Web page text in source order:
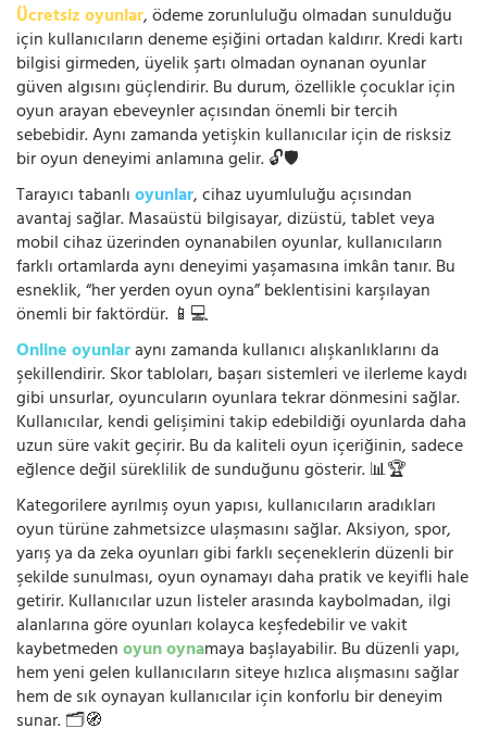
Ücretsiz oyunlar, ödeme zorunluluğu olmadan sunulduğu
için kullanıcıların deneme eşiğini ortadan kaldırır. Kredi kartı
bilgisi girmeden, üyelik şartı olmadan oynanan oyunlar
güven algısını güçlendirir. Bu durum, özellikle çocuklar için
oyun arayan ebeveynler açısından önemli bir tercih
sebebidir. Aynı zamanda yetişkin kullanıcılar için de risksiz
bir oyun deneyimi anlamına gelir. 🔓🛡️
Tarayıcı tabanlıoyunlar, cihaz uyumluluğu açısından
avantaj sağlar. Masaüstü bilgisayar, dizüstü, tablet veya
mobil cihaz üzerinden oynanabilen oyunlar, kullanıcıların
farklı ortamlarda aynı deneyimi yaşamasına imkân tanır. Bu
esneklik, “her yerden oyun oyna” beklentisini karşılayan
önemli bir faktördür. 📱💻
Online oyunlaraynı zamanda kullanıcı alışkanlıklarını da
şekillendirir. Skor tabloları, başarı sistemleri ve ilerleme kaydı
gibi unsurlar, oyuncuların oyunlara tekrar dönmesini sağlar.
Kullanıcılar, kendi gelişimini takip edebildiği oyunlarda daha
uzun süre vakit geçirir. Bu da kaliteli oyun içeriğinin, sadece
eğlence değil süreklilik de sunduğunu gösterir. 📊🏆
Kategorilere ayrılmış oyun yapısı, kullanıcıların aradıkları
oyun türüne zahmetsizce ulaşmasını sağlar. Aksiyon, spor,
yarış ya da zeka oyunları gibi farklı seçeneklerin düzenli bir
şekilde sunulması, oyun oynamayı daha pratik ve keyifli hale
getirir. Kullanıcılar uzun listeler arasında kaybolmadan, ilgi
alanlarına göre oyunları kolayca keşfedebilir ve vakit
kaybetmedenoyun oynamaya başlayabilir. Bu düzenli yapı,
hem yeni gelen kullanıcıların siteye hızlıca alışmasını sağlar
hem de sık oynayan kullanıcılar için konforlu bir deneyim
sunar. 🗂️🧭